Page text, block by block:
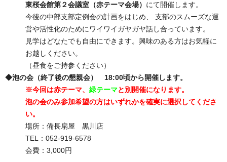
東桜会館第２会議室（赤テーマ会場） にて開催します。
今後の中部支部定例会の計画をはじめ、 支部のスムーズな運
営や活性化のためにワイワイガヤガヤ話し合っています。
見学はどなたでも自由にできます。興味のある方はお気軽に
お越しください。
（昼食をご持参ください）
◆泡の会（終了後の懇親会） 18:00頃から開催します。
※今回は赤テーマ、 緑テーマと別開催になります。
泡の会のみ参加希望の方はいずれかを確実に選択してくださ
い。
場所：備長扇屋 黒川店
TEL：052-919-6578
会費：3,000円